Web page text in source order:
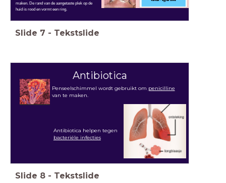
maken. De rand van de aangetaste plek op de
huid is rood en vormt een ring.
Slide 7 - Tekstslide
Antibiotica
Penseelschimmel wordt gebruikt om penicilline
van te maken.
Antibiotica helpen tegen
bacteriële infecties
Slide 8 - Tekstslide